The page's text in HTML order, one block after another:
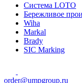
Система LOTO
Бережливое
Wiha
Markal
Brady
SIC Marking
order@umpgroup.ru